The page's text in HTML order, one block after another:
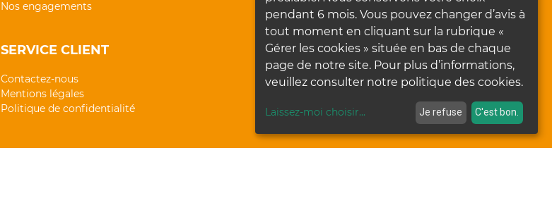
Nos engagements
SERVICE CLIENT
Contactez-nous
Mentions légales
Politique de confidentialité
pendant 6 mois. Vous pouvez changer d’avis à
tout moment en cliquant sur la rubrique «
Gérer les cookies » située en bas de chaque
page de notre site. Pour plus d’informations,
veuillez consulter notre politique des cookies.
Laissez-moi choisir... Je refuse C'est bon.